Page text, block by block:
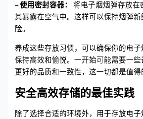
– 使用密封容器：将电子烟烟弹存放在
其暴露在空气中。这样可以保持烟弹
险。
养成这些存放习惯，可以确保你的电
保持高效和愉悦。一开始可能需要一
更好的品质和一致性，这一切都是值得
安全高效存储的最佳实践
除了选择合适的环境外，用于存放电